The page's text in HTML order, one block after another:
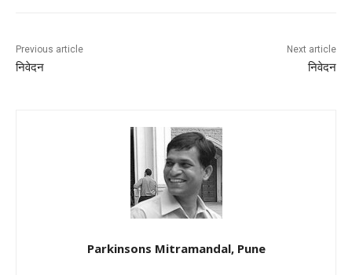
Previous article
निवेदन
Next article
निवेदन
Parkinsons Mitramandal, Pune